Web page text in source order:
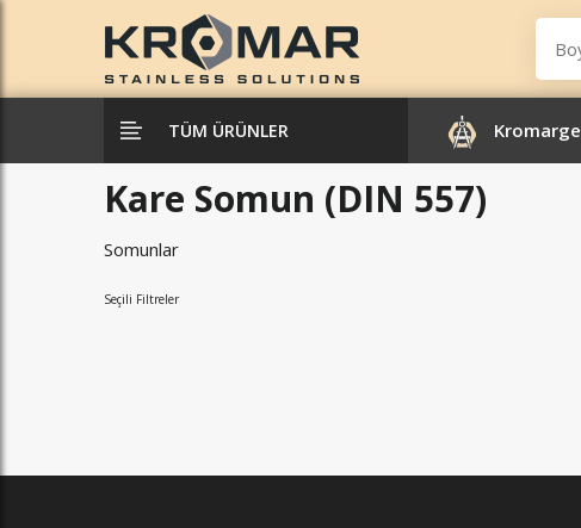
TÜM ÜRÜNLER Kromarge
Kare Somun (DIN 557)
Somunlar
Seçili Filtreler